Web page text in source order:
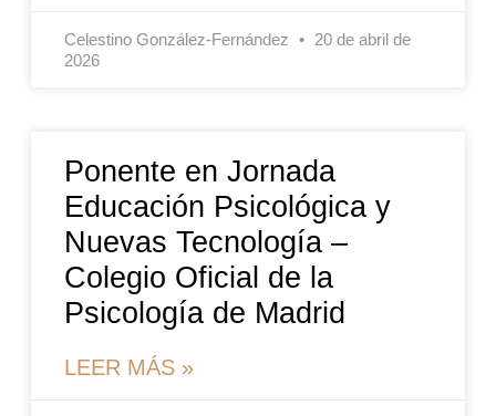
Celestino González-Fernández
20 de abril de
2026
Ponente en Jornada
Educación Psicológica y
Nuevas Tecnología –
Colegio Oficial de la
Psicología de Madrid
LEER MÁS »